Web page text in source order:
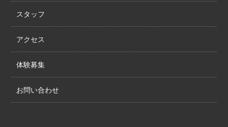
スタッフ
アクセス
体験募集
お問い合わせ